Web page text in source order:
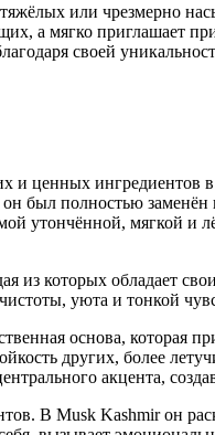
или чрезмерно
а мягко приглашает
своей
ценных ингредиентов
полностью заменён
утончённой, мягкой
которых обладает
уюта и тонкой
основа, которая
других, более
акцента,
В Musk Kashmir он